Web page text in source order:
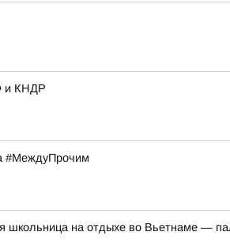
и КНДР
#МеждуПрочим
на отдыхе во Вьетнаме —